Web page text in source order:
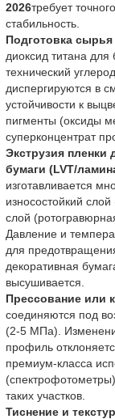
2026требует
стабильность.
Подготовка
диоксид титана
технический
диспергируются в
устойчивости к
пигменты (оксиды
суперконцентрат
Экструзия пленки
бумаги (LVT/
изготавливается
износостойкий
слой
Давление и
для
декоративная
высушивается.
Прессование или
соединяются под
(2-5 МПа).
профиль
премиум-класса
таких участков.
Тиснение и